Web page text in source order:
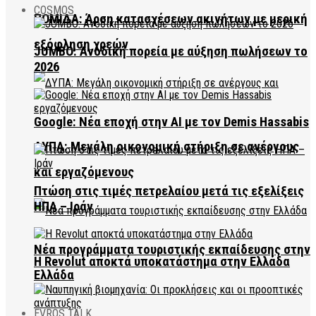
ΠΟΜΙΔΑ: Άρση κατασχέσεων ακινήτων με μερική
εξόφληση χρεών
ΔΥΠΑ: Μεγάλη οικονομική στήριξη σε ανέργους
και εργαζόμενους
Νέα προγράμματα τουριστικής εκπαίδευσης στην
Ελλάδα
EVROS TALK
COSMOS
JUMBO: Ανοδική πορεία με αύξηση πωλήσεων το
2026
Google: Νέα εποχή στην AI με τον Demis Hassabis
Πτώση στις τιμές πετρελαίου μετά τις εξελίξεις
ΗΠΑ – Ιράν
Η Revolut αποκτά υποκατάστημα στην Ελλάδα